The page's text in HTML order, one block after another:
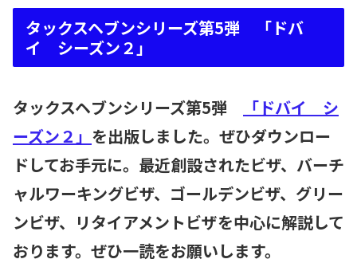
タックスヘブンシリーズ第5弾 「ドバ
イ シーズン２」
タックスヘブンシリーズ第5弾
「ドバイ シ
ーズン２」 を出版しました。ぜひダウンロー
ドしてお手元に。最近創設されたビザ、バーチ
ャルワーキングビザ、ゴールデンビザ、グリー
ンビザ、リタイアメントビザを中心に解説して
おります。ぜひ一読をお願いします。